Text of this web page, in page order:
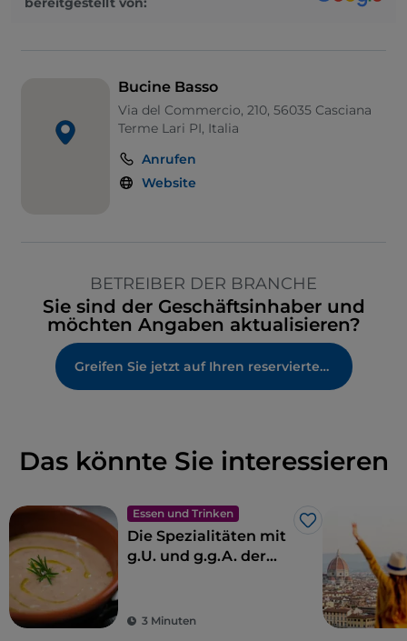
Bucine Basso
Via del Commercio, 210, 56035 Casciana
Terme Lari PI, Italia
Anrufen
Website
BETREIBER DER BRANCHE
Sie sind der Geschäftsinhaber und
möchten Angaben aktualisieren?
Greifen Sie jetzt auf Ihren reservierten Bereich zu
Das könnte Sie interessieren
Essen und Trinken
Like
Die Spezialitäten mit
g.U. und g.g.A. der
3 Minuten